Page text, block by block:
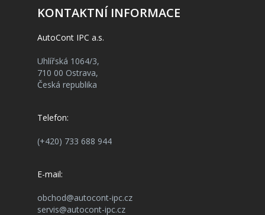
KONTAKTNÍ INFORMACE
AutoCont IPC a.s.
Uhlířská 1064/3,
710 00 Ostrava,
Česká republika
Telefon:
(+420) 733 688 944
E-mail:
obchod@autocont-ipc.cz
servis@autocont-ipc.cz